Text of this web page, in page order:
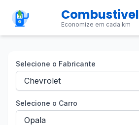
Combustivel
Economize em cada km
Selecione o Fabricante
Selecione o Carro